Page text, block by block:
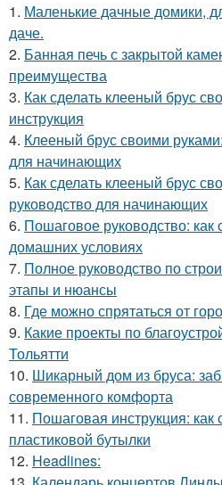
1. Маленькие дачные домики,
даче.
2. Банная печь с закрытой
преимущества
3. Как сделать клееный брус
инструкция
4. Клееный брус своими
для начинающих
5. Как сделать клееный брус
руководство для начинающих
6. Пошаговое руководство: как
домашних условиях
7. Полное руководство по
этапы и нюансы
8. Где можно спрятаться от
9. Какие проекты по
Тольятти
10. Шикарный дом из бруса:
современного комфорта
11. Пошаговая инструкция: как
пластиковой бутылки
12. Headlines: